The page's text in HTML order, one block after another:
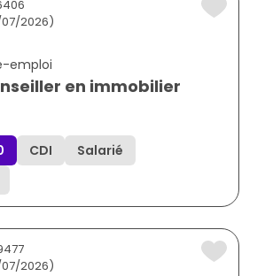
07/2026)
emploi
en immobilier
CDI
Salarié
07/2026)